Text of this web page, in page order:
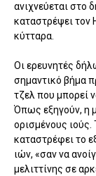
ανιχνεύεται στο
καταστρέψει τον
κύτταρα.
Οι ερευνητές
σημαντικό βήμα
τζελ που μπορεί
Όπως εξηγούν, η
ορισμένους ιούς.
καταστρέφει το
ιών, «σαν να
μελιττίνης σε